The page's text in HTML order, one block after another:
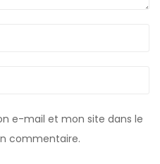
e-mail et mon site dans le
commentaire.